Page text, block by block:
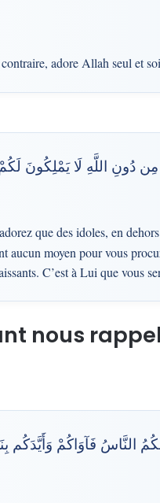
adore Allah seul et
مِن دُونِ اللَّهِ لَا يَمْلِكُونَ
que des idoles, en
aucun moyen pour vous
C’est à Lui que vous
nous
النَّاسُ فَآوَاكُمْ وَأَيَّدَكُم